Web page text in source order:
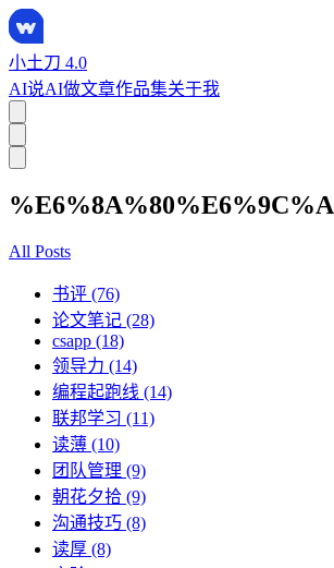
小土刀 4.0
AI说AI做文章作品集关于我
All Posts
书评 (76)
论文笔记 (28)
csapp (18)
领导力 (14)
编程起跑线 (14)
联邦学习 (11)
读薄 (10)
团队管理 (9)
朝花夕拾 (9)
沟通技巧 (8)
读厚 (8)